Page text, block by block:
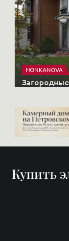
HONKANOVA
Купить